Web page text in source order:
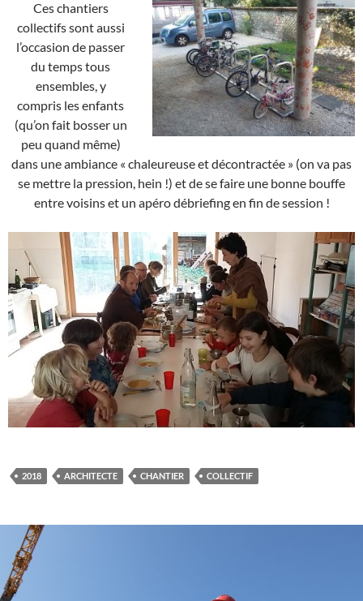
Ces chantiers
collectifs sont aussi
l’occasion de passer
du temps tous
ensembles, y
compris les enfants
(qu’on fait bosser un
peu quand même)
dans une ambiance « chaleureuse et décontractée » (on va pas
se mettre la pression, hein !) et de se faire une bonne bouffe
entre voisins et un apéro débriefing en fin de session !
2018 ARCHITECTE CHANTIER COLLECTIF